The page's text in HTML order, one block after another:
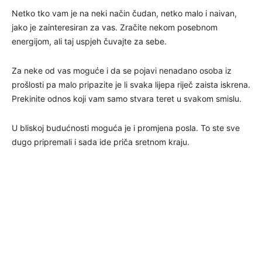
Netko tko vam je na neki način čudan, netko malo i naivan,
jako je zainteresiran za vas. Zračite nekom posebnom
energijom, ali taj uspjeh čuvajte za sebe.
Za neke od vas moguće i da se pojavi nenadano osoba iz
prošlosti pa malo pripazite je li svaka lijepa riječ zaista iskrena.
Prekinite odnos koji vam samo stvara teret u svakom smislu.
U bliskoj budućnosti moguća je i promjena posla. To ste sve
dugo pripremali i sada ide priča sretnom kraju.